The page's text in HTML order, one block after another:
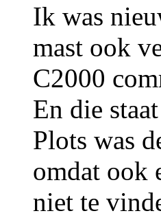
Ik was
mast ook
C2000
En die
Plots was
omdat ook
niet te